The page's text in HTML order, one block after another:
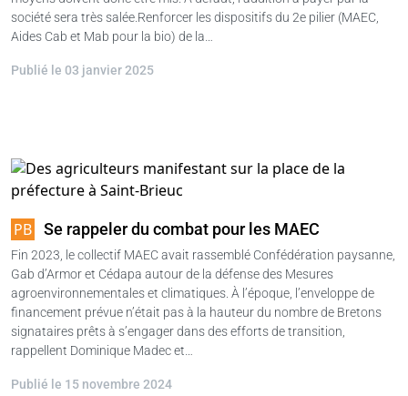
société sera très salée.Renforcer les dispositifs du 2e pilier (MAEC,
Aides Cab et Mab pour la bio) de la…
Publié le 03 janvier 2025
Se rappeler du combat pour les MAEC
Fin 2023, le collectif MAEC avait rassemblé Confédération paysanne,
Gab d’Armor et Cédapa autour de la défense des Mesures
agroenvironnementales et climatiques. À l’époque, l’enveloppe de
financement prévue n’était pas à la hauteur du nombre de Bretons
signataires prêts à s’engager dans des efforts de transition,
rappellent Dominique Madec et…
Publié le 15 novembre 2024